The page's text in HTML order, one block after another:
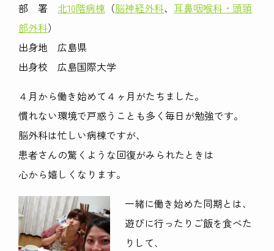
部 署 北10階病棟 （脳神経外科、 耳鼻咽喉科・頭頸
部外科）
出身地 広島県
出身校 広島国際大学
４月から働き始めて４ヶ月がたちました。
慣れない環境で戸惑うことも多く毎日が勉強です。
脳外科は忙しい病棟ですが、
患者さんの驚くような回復がみられたときは
心から嬉しくなります。
一緒に働き始めた同期とは、
遊びに行ったりご飯を食べた
りして、